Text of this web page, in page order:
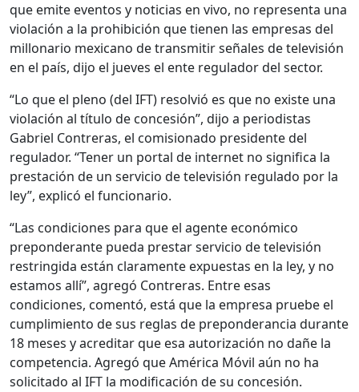
que emite eventos y noticias en vivo, no representa una
violación a la prohibición que tienen las empresas del
millonario mexicano de transmitir señales de televisión
en el país, dijo el jueves el ente regulador del sector.
“Lo que el pleno (del IFT) resolvió es que no existe una
violación al título de concesión”, dijo a periodistas
Gabriel Contreras, el comisionado presidente del
regulador. “Tener un portal de internet no significa la
prestación de un servicio de televisión regulado por la
ley”, explicó el funcionario.
“Las condiciones para que el agente económico
preponderante pueda prestar servicio de televisión
restringida están claramente expuestas en la ley, y no
estamos allí”, agregó Contreras. Entre esas
condiciones, comentó, está que la empresa pruebe el
cumplimiento de sus reglas de preponderancia durante
18 meses y acreditar que esa autorización no dañe la
competencia. Agregó que América Móvil aún no ha
solicitado al IFT la modificación de su concesión.